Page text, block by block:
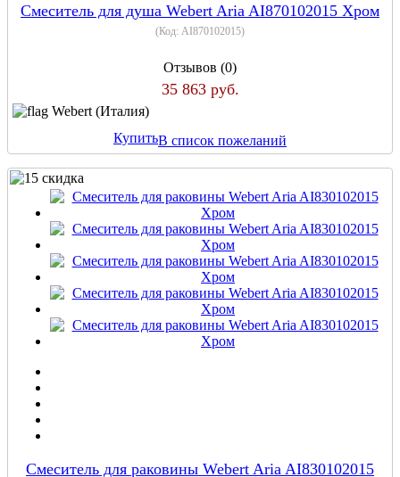
Cмеситель для душа Webert Aria AI870102015 Хром
(Код: AI870102015)
Отзывов (0)
35 863 руб.
Webert (Италия)
КупитьВ список пожеланий
Cмеситель для раковины Webert Aria AI830102015